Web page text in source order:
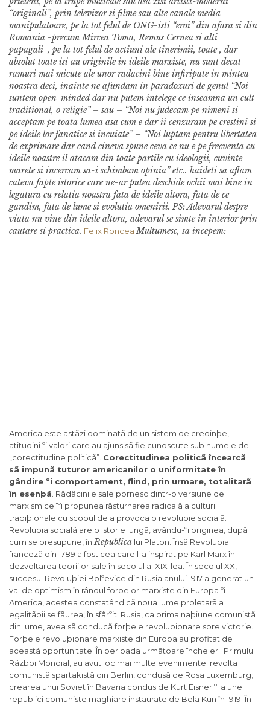
“originali”, prin televizor si filme sau alte canale media
manipulatoare, pe la tot felul de ONG-isti “eroi” din afara si din
Romania -precum Mircea Toma, Remus Cernea si alti
papagali-, pe la tot felul de actiuni ale tinerimii, toate , dar
absolut toate isi au originile in ideile marxiste, nu sunt decat
ramuri mai micute ale unor radacini bine infiripate in mintea
noastra deci, inainte ne afundam in paradoxuri de genul “Noi
suntem open-minded dar nu putem intelege ce inseamna un cult
traditional, o religie” – sau – “Noi nu judecam pe nimeni si
acceptam pe toata lumea asa cum e dar ii cenzuram pe crestini si
pe ideile lor fanatice si incuiate” – “Noi luptam pentru libertatea
de exprimare dar cand cineva spune ceva ce nu e pe frecventa cu
ideile noastre il atacam din toate partile cu ideologii, cuvinte
marete si incercam sa-i schimbam opinia” etc.. haideti sa aflam
cateva fapte istorice care ne-ar putea deschide ochii mai bine in
legatura cu relatia noastra fata de ideile altora, fata de ce
gandim, fata de lume si evolutia omenirii. PS: Adevarul despre
viata nu vine din ideile altora, adevarul se simte in interior prin
cautare si practica. Felix Roncea Multumesc, sa incepem:
America este astãzi dominatã de un sistem de credinþe,
atitudini ºi valori care au ajuns sã fie cunoscute sub numele de
„corectitudine politicã”. Corectitudinea politicã încearcã
sã impunã tuturor americanilor o uniformitate în
gândire ºi comportament, fiind, prin urmare, totalitarã
în esenþã . Rãdãcinile sale pornesc dintr-o versiune de
marxism ce îºi propunea rãsturnarea radicalã a culturii
tradiþionale cu scopul de a provoca o revoluþie socialã.
Revoluþia socialã are o istorie lungã, avându-ºi originea, dupã
cum se presupune, în Republica lui Platon. Însã Revoluþia
francezã din 1789 a fost cea care l-a inspirat pe Karl Marx în
dezvoltarea teoriilor sale în secolul al XIX-lea. În secolul XX,
succesul Revoluþiei Bolºevice din Rusia anului 1917 a generat un
val de optimism în rândul forþelor marxiste din Europa ºi
America, acestea constatând cã noua lume proletarã a
egalitãþii se fãurea, în sfârºit. Rusia, ca prima naþiune comunistã
din lume, avea sã conducã forþele revoluþionare spre victorie.
Forþele revoluþionare marxiste din Europa au profitat de
aceastã oportunitate. În perioada urmãtoare încheierii Primului
Rãzboi Mondial, au avut loc mai multe evenimente: revolta
comunistã spartakistã din Berlin, condusã de Rosa Luxemburg;
crearea unui Soviet în Bavaria condus de Kurt Eisner ºi a unei
republici comuniste maghiare instaurate de Bela Kun în 1919. În